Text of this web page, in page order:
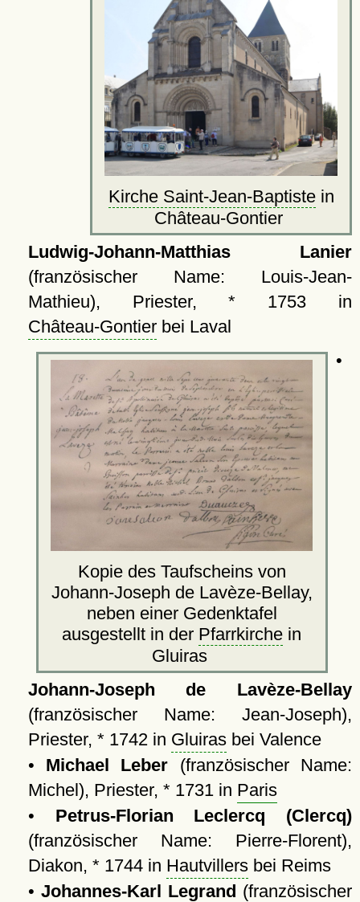
Kirche Saint-Jean-Baptistein
Château-Gontier
Ludwig-Johann-Matthias Lanier
(französischer Name: Louis-Jean-
Mathieu), Priester, * 1753 in
Château-Gontierbei Laval
Kopie des Taufscheins von
Johann-Joseph de Lavèze-Bellay,
neben einer Gedenktafel
ausgestellt in der Pfarrkirche in
Gluiras
•
Johann-Joseph de Lavèze-Bellay
(französischer Na­me: Jean-Joseph),
Priester, * 1742 in Gluirasbei Valence
• Michael Leber (französischer Name:
Michel), Priester, * 1731 in Paris
• Petrus-Florian Leclercq (Clercq)
(französischer Name: Pierre-Florent),
Diakon, * 1744 in Hautvillersbei Reims
• Johannes-Karl Legrand (französischer